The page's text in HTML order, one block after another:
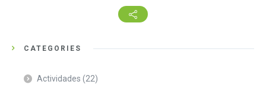
CATEGORIES
Actividades (22)